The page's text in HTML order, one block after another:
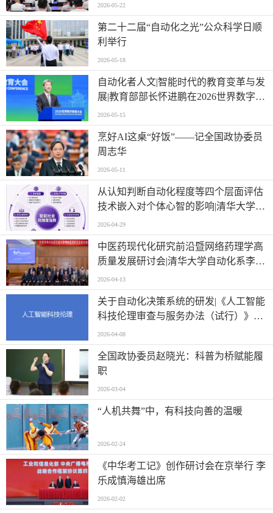
2026-05-22
第二十二届“自动化之光”公众科学日顺
利举行
2026-05-18
自动化者人文|智能时代的教育变革与发
展|教育部部长怀进鹏在2026世界数字教
育大会上的主旨演讲
2026-05-15
烹好AI这桌“好饭”——记全国政协委员
周志华
2026-05-11
从认知判断自动化程度等四个层面评估
技术嵌入对个体心智的影响|清华大学等
单位联合发布《智能社会就绪度指数》
2026-04-29
中医药现代化研究前沿暨网络药理学高
质量发展研讨会|清华大学自动化系李梢
教授做主题报告
2026-04-13
关于自动化决策系统的研发|《人工智能
科技伦理审查与服务办法（试行）》印
发
2026-04-08
全国政协委员赵晓光：科普为桥赋能履
职
2026-03-04
“人机共舞”中，有科技向善的温暖
2026-02-24
《中华考工记》创作研讨会在京举行 李
乐成慎海雄出席
2026-02-02